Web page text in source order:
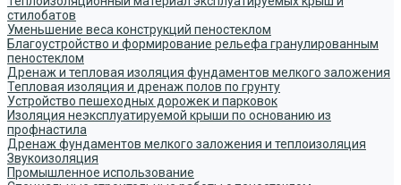
стилобатов
Уменьшение веса конструкций пеностеклом
Благоустройство и формирование рельефа гранулированным
пеностеклом
Дренаж и тепловая изоляция фундаментов мелкого заложения
Тепловая изоляция и дренаж полов по грунту
Устройство пешеходных дорожек и парковок
Изоляция неэксплуатируемой крыши по основанию из
профнастила
Дренаж фундаментов мелкого заложения и теплоизоляция
Звукоизоляция
Промышленное использование